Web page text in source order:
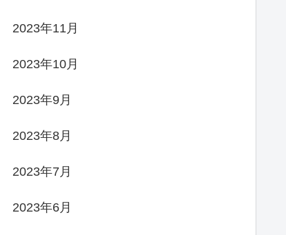
2023年11月
2023年10月
2023年9月
2023年8月
2023年7月
2023年6月